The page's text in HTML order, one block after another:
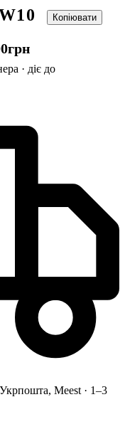
Копіювати
грн
· діє до
Meest · 1–3